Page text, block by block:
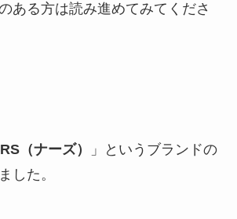
ある方は読み進めてみてくださ
（ナーズ）
」というブランドの
した。